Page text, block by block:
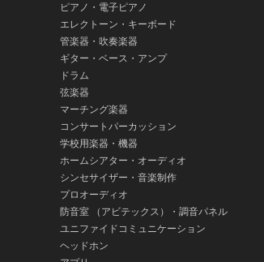
用に関し、弊社が損害賠償責
特別損害は含まないものと
6. オープンソースソフ
本ソフトウェアには、オー
またはこれを改変したもの(
ンス条件に従っていただく
ープンソースライセンスの内
7. 第三者のソフトウ
弊社は、本ソフトウェアとと
弊社が第三者ソフトウェアで
その他の責任を負うことを理
よび特定目的に対する適合性
ピアノ・電子ピアノ
エレクトーン・キーボード
管楽器・吹奏楽器
ギター・ベース・アンプ
ドラム
弦楽器
マーチング楽器
コンサートパーカッション
学校用楽器・機器
ホームシアター・オーディオ
シンセサイザー・音楽制作
プロオーディオ
防音室 （アビテックス）・調音パネル
ユニファイドコミュニケーション
ヘッドホン